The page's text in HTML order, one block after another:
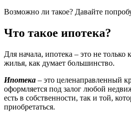
Возможно ли такое? Давайте
Что такое ипотека?
Для начала, ипотека – это не только
жилья, как думает большинство.
Ипотека – это целенаправленный
оформляется под залог любой
есть в собственности, так и той,
приобретаться.